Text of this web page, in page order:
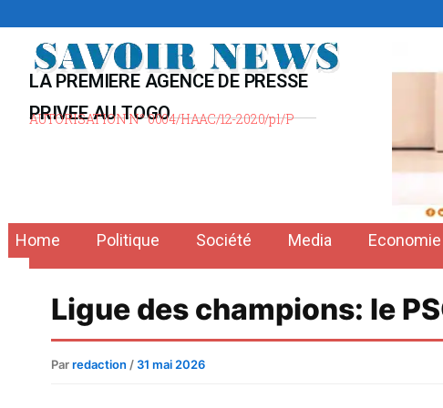
contenu
LA PREMIERE AGENCE DE PRESSE
PRIVEE AU TOGO
AUTORISATION N° 0004/HAAC/12-2020/pl/P
Home Politique Société Media Economie
Ligue des champions: le
Parredaction / 31 mai 2026